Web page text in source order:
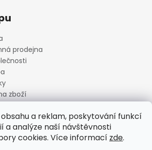
a reklam, poskytování funkcí
a analýze naší návštěvnosti
cookies. Více informací zde.
prodejna
zboží
cookies